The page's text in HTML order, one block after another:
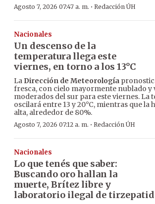
Agosto 7, 2026 07:47 a. m. · Redacción ÚH
Nacionales
Un descenso de la
temperatura llega este
viernes, en torno a los 13°C
La Dirección de Meteorología
fresca, con cielo mayormente nublado y
moderados del sur para este viernes. La
oscilará entre 13 y 20°C, mientras que la
alta, alrededor de 80%.
Agosto 7, 2026 07:12 a. m. · Redacción ÚH
Nacionales
Lo que tenés que saber:
Buscando oro hallan la
muerte, Brítez libre y
laboratorio ilegal de